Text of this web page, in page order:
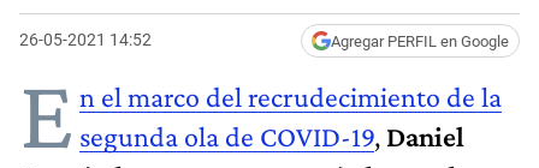
26-05-2021 14:52 Agregar PERFIL en Google
E n el marco del recrudecimiento de la
segunda ola de COVID-19, Daniel